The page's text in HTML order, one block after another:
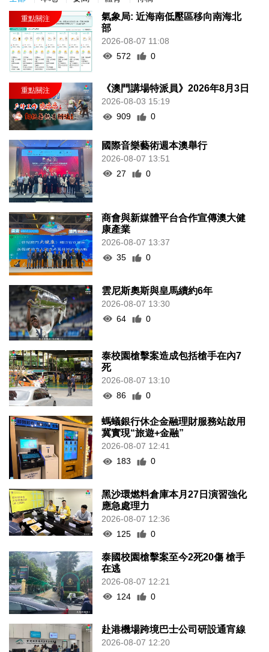
氣象局: 近海南低壓區移向南海北
部
2026-08-07 11:08
572
0
《澳門講場特派員》2026年8月3日
2026-08-03 15:19
909
0
國際音樂藝術週本澳舉行
2026-08-07 13:51
27
0
商會與新媒體平台合作宣傳澳大健
康產業
2026-08-07 13:37
35
0
雲尼斯奧斯與皇馬續約6年
2026-08-07 13:30
64
0
泰校園槍擊案造成包括槍手在內7
死
2026-08-07 13:10
86
0
螞蟻銀行休企金融理財服務站啟用
冀實現“旅遊+金融”
2026-08-07 12:41
183
0
黑沙環燃料倉庫本月27日演習強化
應急處理力
2026-08-07 12:36
125
0
泰國校園槍擊案至今2死20傷 槍手
在逃
2026-08-07 12:21
124
0
赴港機場跨境巴士公司研設通宵線
2026-08-07 12:20